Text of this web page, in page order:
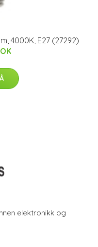
4000K, E27 (27292)
elektronikk og